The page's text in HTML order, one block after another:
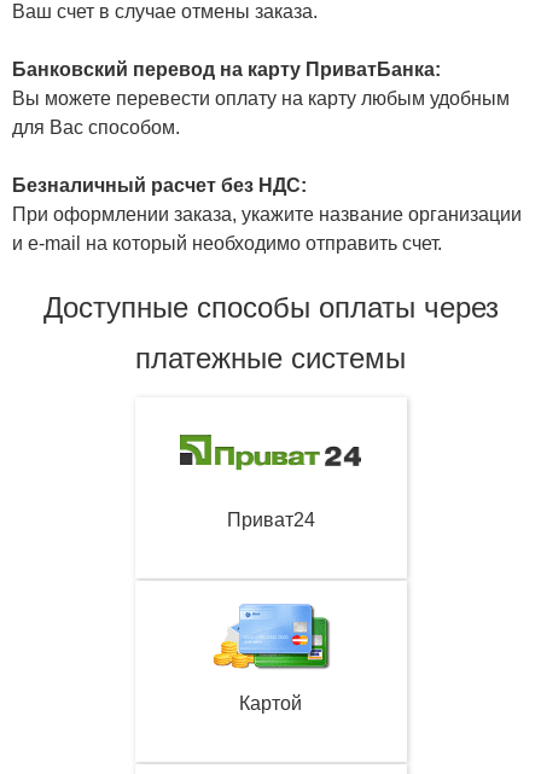
Ваш счет в случае отмены заказа.
Банковский перевод на карту ПриватБанка:
Вы можете перевести оплату на карту любым удобным
для Вас способом.
Безналичный расчет без НДС:
При оформлении заказа, укажите название организации
и e-mail на который необходимо отправить счет.
Доступные способы оплаты через
платежные системы
Приват24
Картой